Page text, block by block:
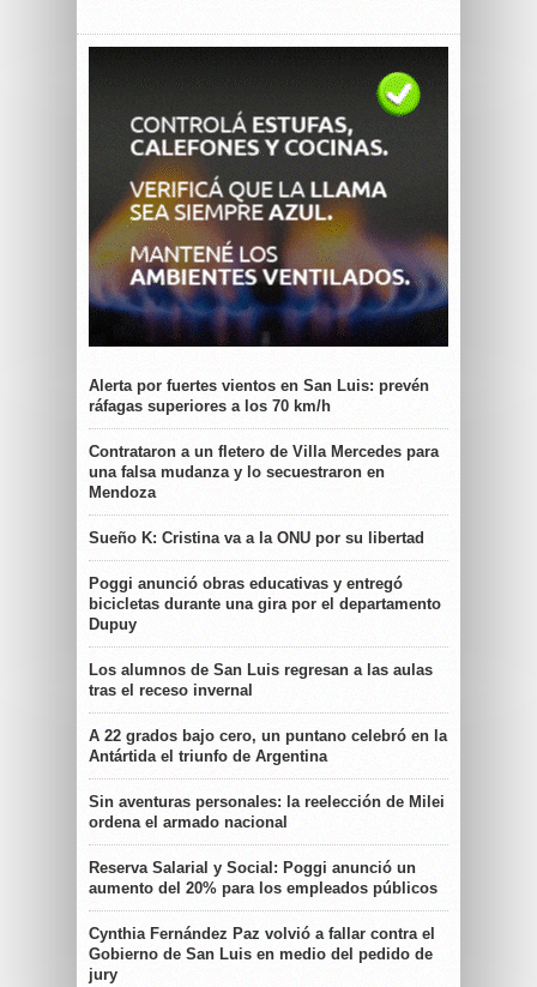
Alerta por fuertes vientos en San Luis: prevén
ráfagas superiores a los 70 km/h
Contrataron a un fletero de Villa Mercedes para
una falsa mudanza y lo secuestraron en
Mendoza
Sueño K: Cristina va a la ONU por su libertad
Poggi anunció obras educativas y entregó
bicicletas durante una gira por el departamento
Dupuy
Los alumnos de San Luis regresan a las aulas
tras el receso invernal
A 22 grados bajo cero, un puntano celebró en la
Antártida el triunfo de Argentina
Sin aventuras personales: la reelección de Milei
ordena el armado nacional
Reserva Salarial y Social: Poggi anunció un
aumento del 20% para los empleados públicos
Cynthia Fernández Paz volvió a fallar contra el
Gobierno de San Luis en medio del pedido de
jury